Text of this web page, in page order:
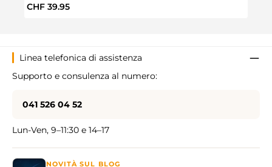
Prezzo normale:
CHF 39.95
Linea telefonica di assistenza
Supporto e consulenza al numero:
041 526 04 52
Lun-Ven, 9–11:30 e 14–17
NOVITÀ SUL BLOG